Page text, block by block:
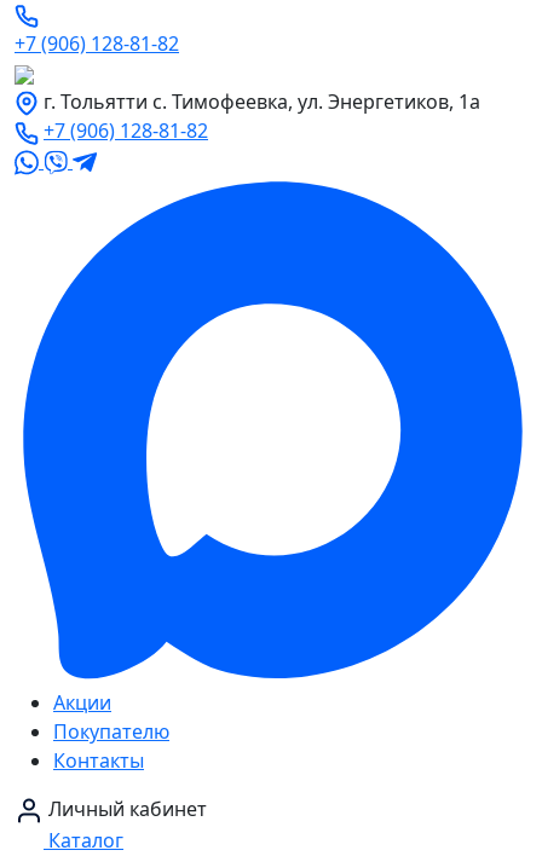
+7 (906) 128-81-82
г. Тольятти с. Тимофеевка, ул. Энергетиков, 1а
+7 (906) 128-81-82
Акции
Покупателю
Контакты
Личный кабинет
Каталог